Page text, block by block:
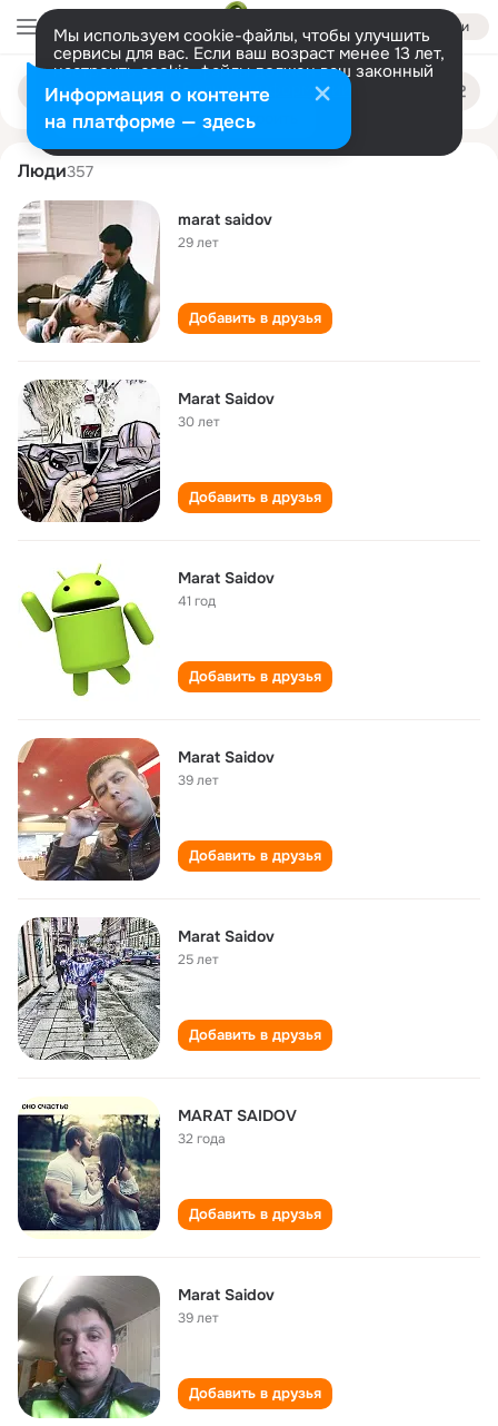
Войти
Мы используем cookie-файлы, чтобы улучшить
сервисы для вас. Если ваш возраст менее 13 лет,
настроить cookie-файлы должен ваш законный
представитель. Больше информации
Разрешить все Настроить
Поиск
людям
marat saidov
Люди357
marat saidov
29 лет
Добавить в друзья
Marat Saidov
30 лет
Добавить в друзья
Marat Saidov
41 год
Добавить в друзья
Marat Saidov
39 лет
Добавить в друзья
Marat Saidov
25 лет
Добавить в друзья
MARAT SAIDOV
32 года
Добавить в друзья
Marat Saidov
39 лет
Добавить в друзья
Информация о контенте
на платформе — здесь